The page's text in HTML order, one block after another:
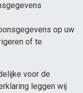
op uw
of te
voor de
leggen wij